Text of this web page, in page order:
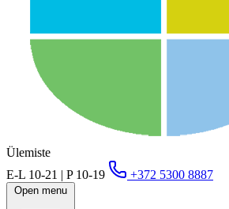
Ülemiste
E-L 10-21 | P 10-19
+372 5300 8887
Open menu